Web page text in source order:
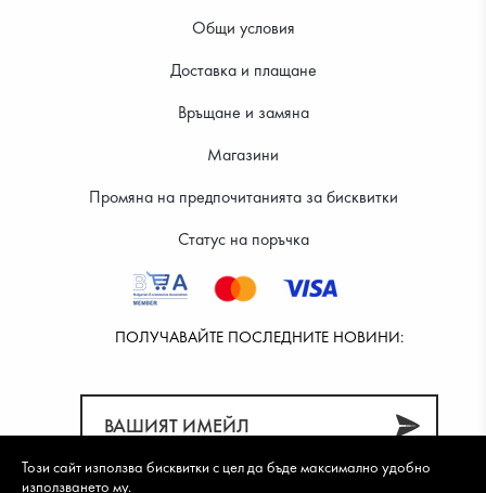
Общи условия
Доставка и плащане
Връщане и замяна
Магазини
Промяна на предпочитанията за бисквитки
Статус на поръчка
ПОЛУЧАВАЙТЕ ПОСЛЕДНИТЕ НОВИНИ:
Този сайт използва бисквитки с цел да бъде максимално удобно
използването му.